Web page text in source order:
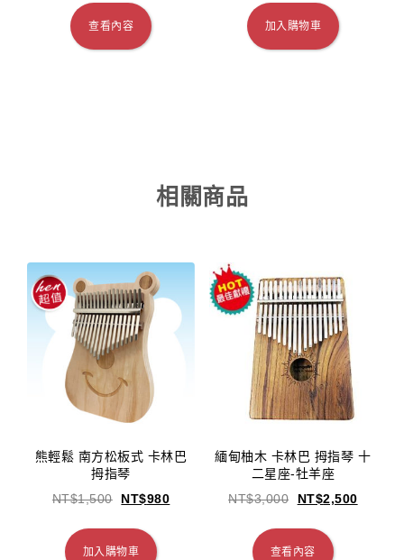
查看內容 加入購物車
相關商品
熊輕鬆 南方松板式 卡林巴
拇指琴
NT$1,500 NT$980
加入購物車
緬甸柚木 卡林巴 拇指琴 十
二星座-牡羊座
NT$3,000 NT$2,500
查看內容